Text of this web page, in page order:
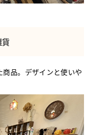
貨
品。デザインと使いや